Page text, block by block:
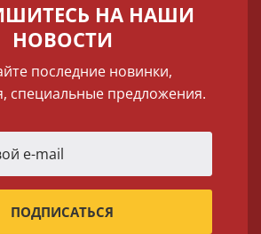
НА НАШИ
НОВОСТИ
последние новинки,
специальные предложения.